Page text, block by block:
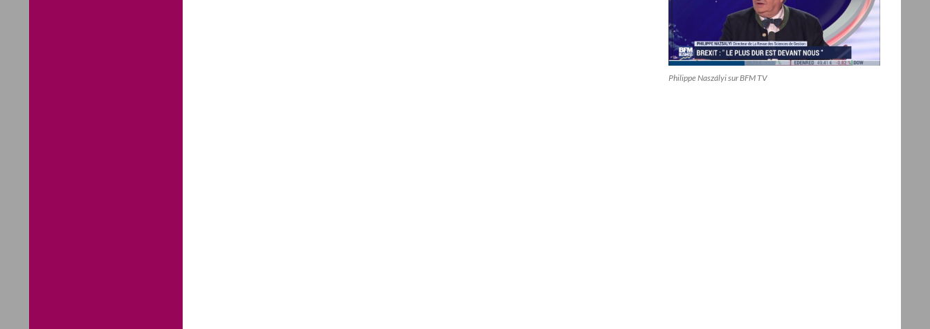
Philippe Naszályi sur BFM TV